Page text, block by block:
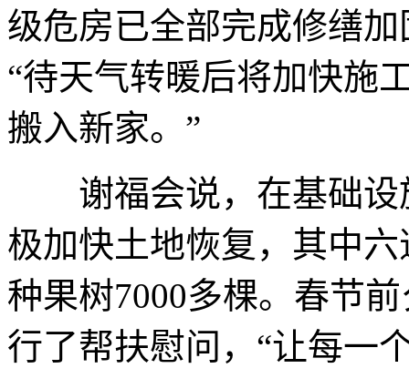
级危房已全部完成修缮
“待天气转暖后将加快施
搬入新家。”
谢福会说，在基础设
极加快土地恢复，其中
种果树7000多棵。春节
行了帮扶慰问，“让每一